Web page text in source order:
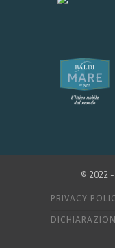
© 2022
PRIVACY